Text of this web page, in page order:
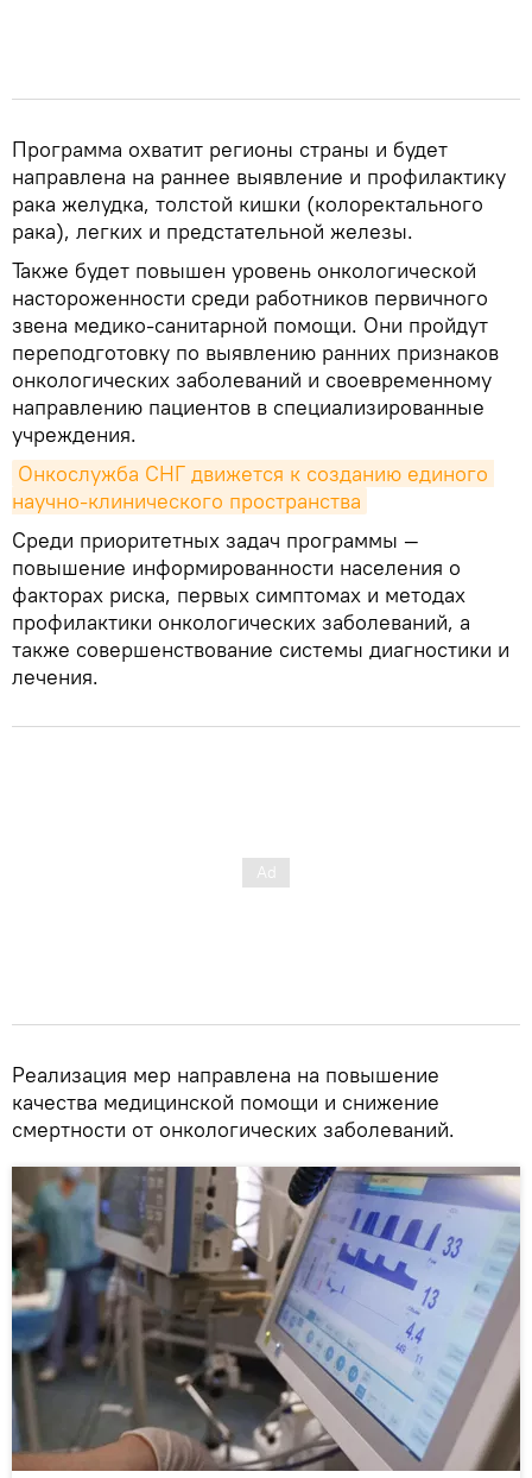
Программа охватит регионы страны и будет
направлена на раннее выявление и профилактику
рака желудка, толстой кишки (колоректального
рака), легких и предстательной железы.
Также будет повышен уровень онкологической
настороженности среди работников первичного
звена медико-санитарной помощи. Они пройдут
переподготовку по выявлению ранних признаков
онкологических заболеваний и своевременному
направлению пациентов в специализированные
учреждения.
Онкослужба СНГ движется к созданию единого
научно-клинического пространства
Среди приоритетных задач программы —
повышение информированности населения о
факторах риска, первых симптомах и методах
профилактики онкологических заболеваний, а
также совершенствование системы диагностики и
лечения.
Реализация мер направлена на повышение
качества медицинской помощи и снижение
смертности от онкологических заболеваний.